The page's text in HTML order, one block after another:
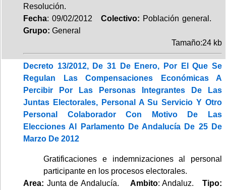
Resolución.
Fecha: 09/02/2012 Colectivo: Población general.
Grupo: General
Tamaño:24 kb
Decreto 13/2012, De 31 De Enero, Por El Que Se
Regulan Las Compensaciones Económicas A
Percibir Por Las Personas Integrantes De Las
Juntas Electorales, Personal A Su Servicio Y Otro
Personal Colaborador Con Motivo De Las
Elecciones Al Parlamento De Andalucía De 25 De
Marzo De 2012
Gratificaciones e indemnizaciones al personal
participante en los procesos electorales.
Area: Junta de Andalucía. Ambito: Andaluz.Tipo: